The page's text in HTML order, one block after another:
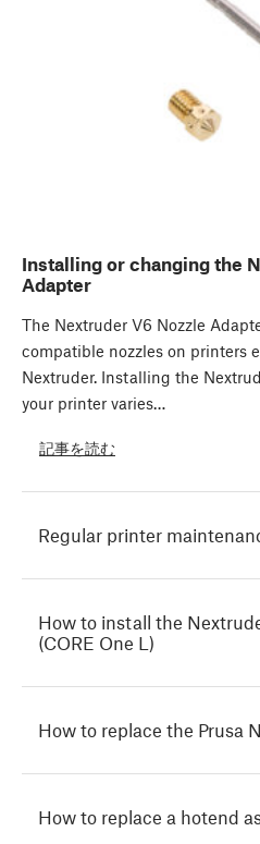
Installing or changing the
Adapter
The Nextruder V6 Nozzle
compatible nozzles on printers
Nextruder. Installing the
your printer varies…
記事を読む
Regular printer
How to install the
(CORE One L)
How to replace the Prusa
How to replace a hotend